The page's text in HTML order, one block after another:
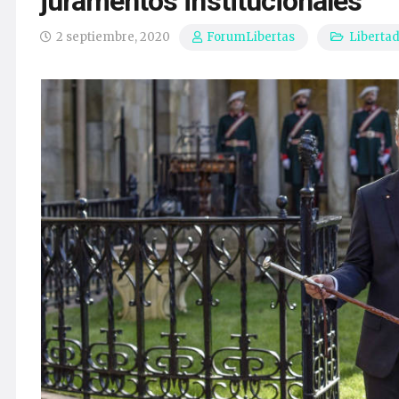
2 septiembre, 2020 ForumLibertas